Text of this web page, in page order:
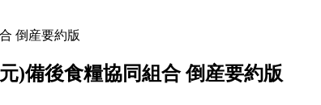
倒産要約版
備後食糧協同組合 倒産要約版